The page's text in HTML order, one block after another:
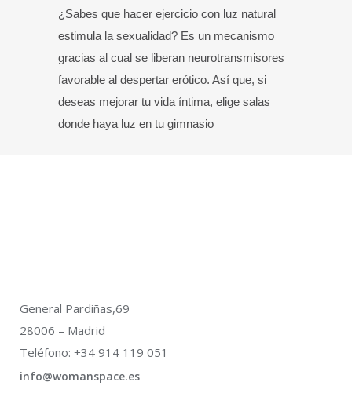
¿Sabes que hacer ejercicio con luz natural
estimula la sexualidad? Es un mecanismo
gracias al cual se liberan neurotransmisores
favorable al despertar erótico. Así que, si
deseas mejorar tu vida íntima, elige salas
donde haya luz en tu gimnasio
General Pardiñas,69
28006 – Madrid
Teléfono: +34 914 119 051
info@womanspace.es